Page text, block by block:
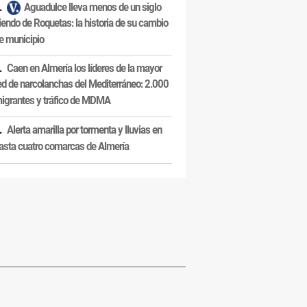
Aguadulce lleva menos de un siglo
de Roquetas: la historia de su cambio
municipio
Caen en Almería los líderes de la mayor
de narcolanchas del Mediterráneo: 2.000
y tráfico de MDMA
Alerta amarilla por tormenta y lluvias en
cuatro comarcas de Almería